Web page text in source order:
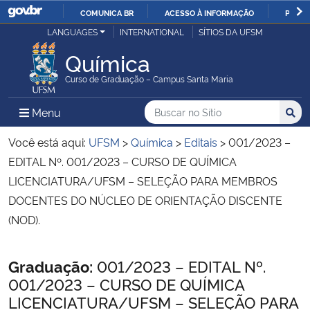
IR
COMUNICA BR ACESSO À INFORMAÇÃO
Ministério da Justiça e Segurança Pública
Ministério da Defesa
Ministério das Relações Exteriores
Ministério da Economia
Ministério da Educação
LANGUAGES INTERNATIONAL SÍTIOS DA UFSM
Química
Curso de Graduação – Campus Santa Maria
Menu Menu Principal do Sítio
Busca
Buscar no no Sítio
Busca:
Você está aqui: UFSM >Química > Editais >001/2023 –
EDITAL Nº. 001/2023 – CURSO DE QUÍMICA
LICENCIATURA/UFSM – SELEÇÃO PARA MEMBROS
DOCENTES DO NÚCLEO DE ORIENTAÇÃO DISCENTE
(NOD).
Início do conteúdo
Graduação: 001/2023 – EDITAL Nº.
001/2023 – CURSO DE QUÍMICA
LICENCIATURA/UFSM – SELEÇÃO PARA